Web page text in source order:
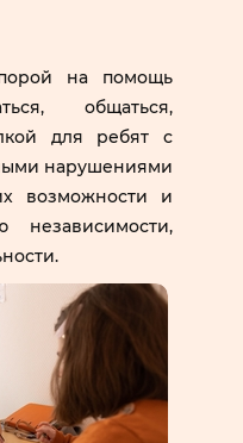
на помощь
общаться,
для ребят с
нарушениями
возможности и
независимости,